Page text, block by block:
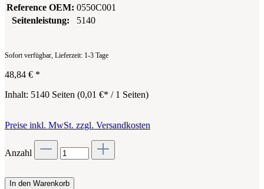
Reference OEM: 0550C001
Seitenleistung:
5140
Sofort verfügbar, Lieferzeit: 1-3 Tage
48,84 € *
Inhalt: 5140 Seiten (0,01 €* / 1 Seiten)
Preise inkl. MwSt. zzgl. Versandkosten
Anzahl
In den Warenkorb